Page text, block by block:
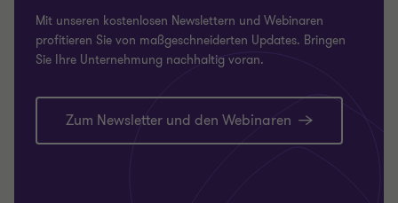
Mit unseren kostenlosen Newslettern und Webinaren
profitieren Sie von maßgeschneiderten Updates. Bringen
Sie Ihre Unternehmung nachhaltig voran.
Zum Newsletter und den Webinaren